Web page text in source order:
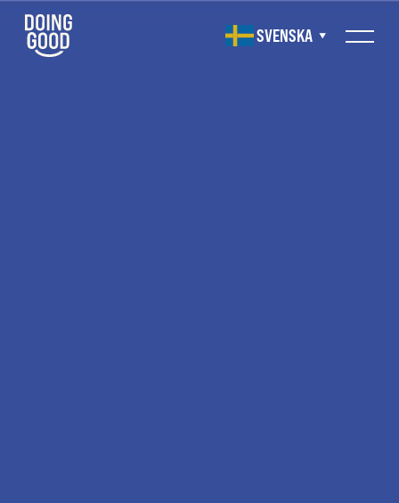
SVENSKA ▼